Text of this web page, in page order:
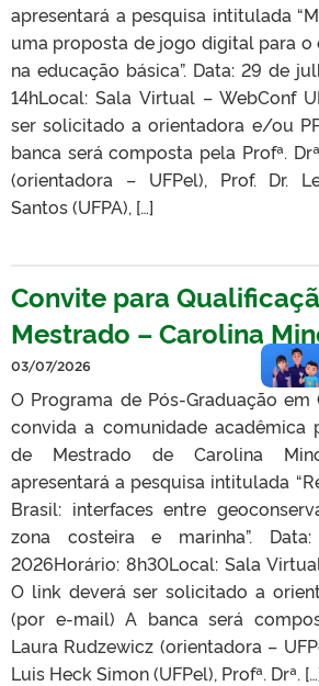
apresentará a pesquisa intitulada
uma proposta de jogo digital para o
na educação básica”. Data: 29 de
14hLocal: Sala Virtual – WebConf
ser solicitado a orientadora e/ou
banca será composta pela Profª.
(orientadora – UFPel), Prof. Dr.
Santos (UFPA), […]
Convite para
Mestrado – Carolina
03/07/2026
O Programa de Pós-Graduação em
convida a comunidade acadêmica
de Mestrado de Carolina
apresentará a pesquisa intitulada
Brasil: interfaces entre
zona costeira e marinha”.
2026Horário: 8h30Local: Sala
O link deverá ser solicitado a
(por e-mail) A banca será
Laura Rudzewicz (orientadora –
Luis Heck Simon (UFPel), Profª. Drª.